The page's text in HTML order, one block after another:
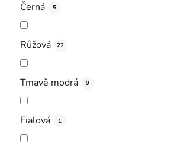
Černá 5
Růžová 22
Tmavě modrá 9
Fialová 1